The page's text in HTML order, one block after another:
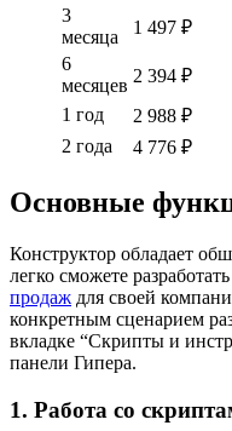
3
месяца
1 497 ₽
6
месяцев 2 394 ₽
1 год
2 988 ₽
2 года
4 776 ₽
Основные
Конструктор обладает
легко сможете
продаж для своей
конкретным сценарием
вкладке “Скрипты и
панели Гипера.
1. Работа со